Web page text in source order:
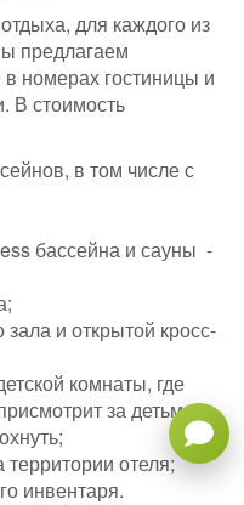
для каждого из
предлагаем
номерах гостиницы и
В стоимость
в том числе с
бассейна и сауны -
и открытой кросс-
комнаты, где
за детьми,
отеля;
инвентаря.